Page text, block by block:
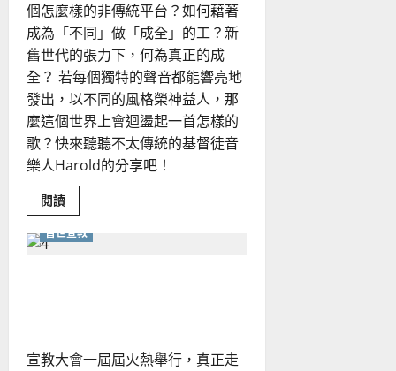
個怎麼樣的非傳統平台？如何藉著
成為「不同」做「成全」的工？新
舊世代的張力下，何為真正的成
全？ 若每個獨特的聲音都能響亮地
發出，以不同的風格榮神益人，那
麼這個世界上會迴盪起一首怎樣的
歌？快來聽聽不太傳統的基督徒音
樂人Harold的分享吧！
閱讀Read
more
重
普世宣教
宣教大會一屆屆火熱舉行，真正走